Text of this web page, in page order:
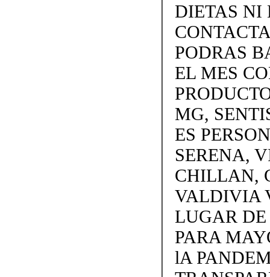
DIETAS NI
PODRAS
EL MES
MG,
ES
SERENA,
CHILLAN,
VALDIVIA
LUGAR
PARA
lA